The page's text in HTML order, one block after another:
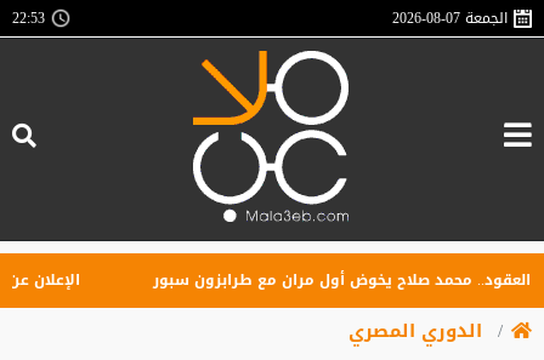
الجمعة2026-08-07
22:53
محمد صلاح يخوض أول مران مع طرابزون سبور الإعلان عن
الدوري المصري